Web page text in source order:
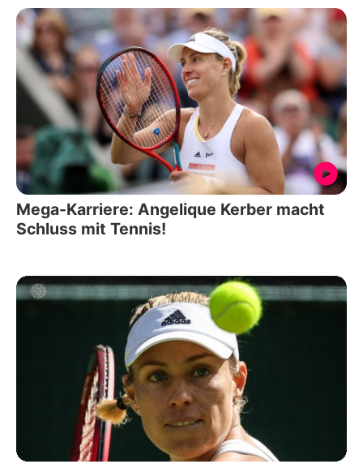
Mega-Karriere: Angelique Kerber macht
Schluss mit Tennis!